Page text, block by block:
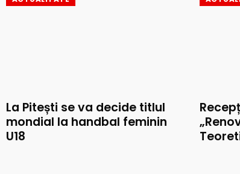
La Pitești se va decide titlul
mondial la handbal feminin
U18